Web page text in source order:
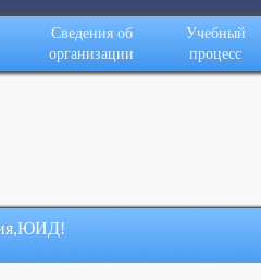
Сведения об
организации
Учебный
процесс